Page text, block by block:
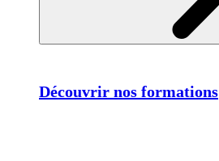
Découvrir nos formations